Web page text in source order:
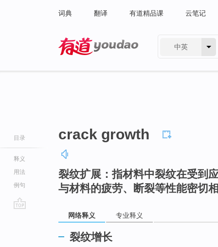
词典 翻译 有道精品课 云笔记
中英
目录
释义
用法
例句
crack growth
裂纹扩展：指材料中裂纹在受到
与材料的疲劳、断裂等性能密切
网络释义 专业释义
裂纹增长